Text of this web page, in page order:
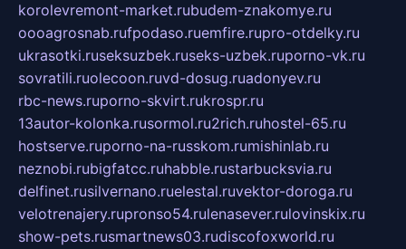
korolevremont-market.rubudem-znakomye.ru
oooagrosnab.rufpodaso.ruemfire.rupro-otdelky.ru
ukrasotki.ruseksuzbek.ruseks-uzbek.ruporno-vk.ru
sovratili.ruolecoon.ruvd-dosug.ruadonyev.ru
rbc-news.ruporno-skvirt.rukrospr.ru
13autor-kolonka.rusormol.ru2rich.ruhostel-65.ru
hostserve.ruporno-na-russkom.rumishinlab.ru
neznobi.rubigfatcc.ruhabble.rustarbucksvia.ru
delfinet.rusilvernano.ruelestal.ruvektor-doroga.ru
velotrenajery.rupronso54.rulenasever.rulovinskix.ru
show-pets.rusmartnews03.rudiscofoxworld.ru